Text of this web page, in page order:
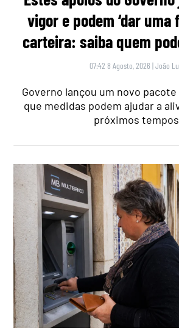
vigor e podem ‘dar uma
carteira: saiba quem
07:42 8 Agosto, 2026 |João
Governo lançou um novo
que medidas podem ajudar a
próximos tempos